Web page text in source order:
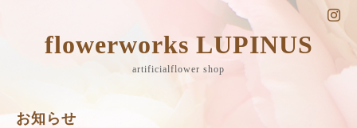
flowerworks LUPINUS
artificialflower shop
お知らせ